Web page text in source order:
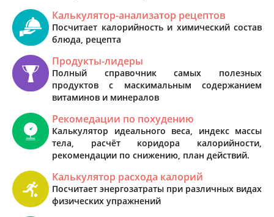
Калькулятор-анализатор рецептов
Посчитает калорийность и химический состав
блюда, рецепта
Продукты-лидеры
Полный справочник самых полезных
продуктов с маскимальным содержанием
витаминов и минералов
Рекомедации по похудению
Калькулятор идеального веса, индекс массы
тела, расчёт коридора калорийности,
рекомендации по снижению, план действий.
Калькулятор расхода калорий
Посчитает энергозатраты при различных видах
физических упражнений